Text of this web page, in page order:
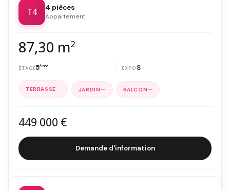
T4 4 pièces
Appartement
87,30 m2
5ème S
— — —
449 000 €
Demande d'information